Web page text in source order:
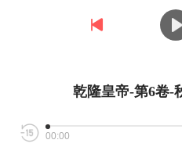
乾隆皇帝-第6卷-
00:00